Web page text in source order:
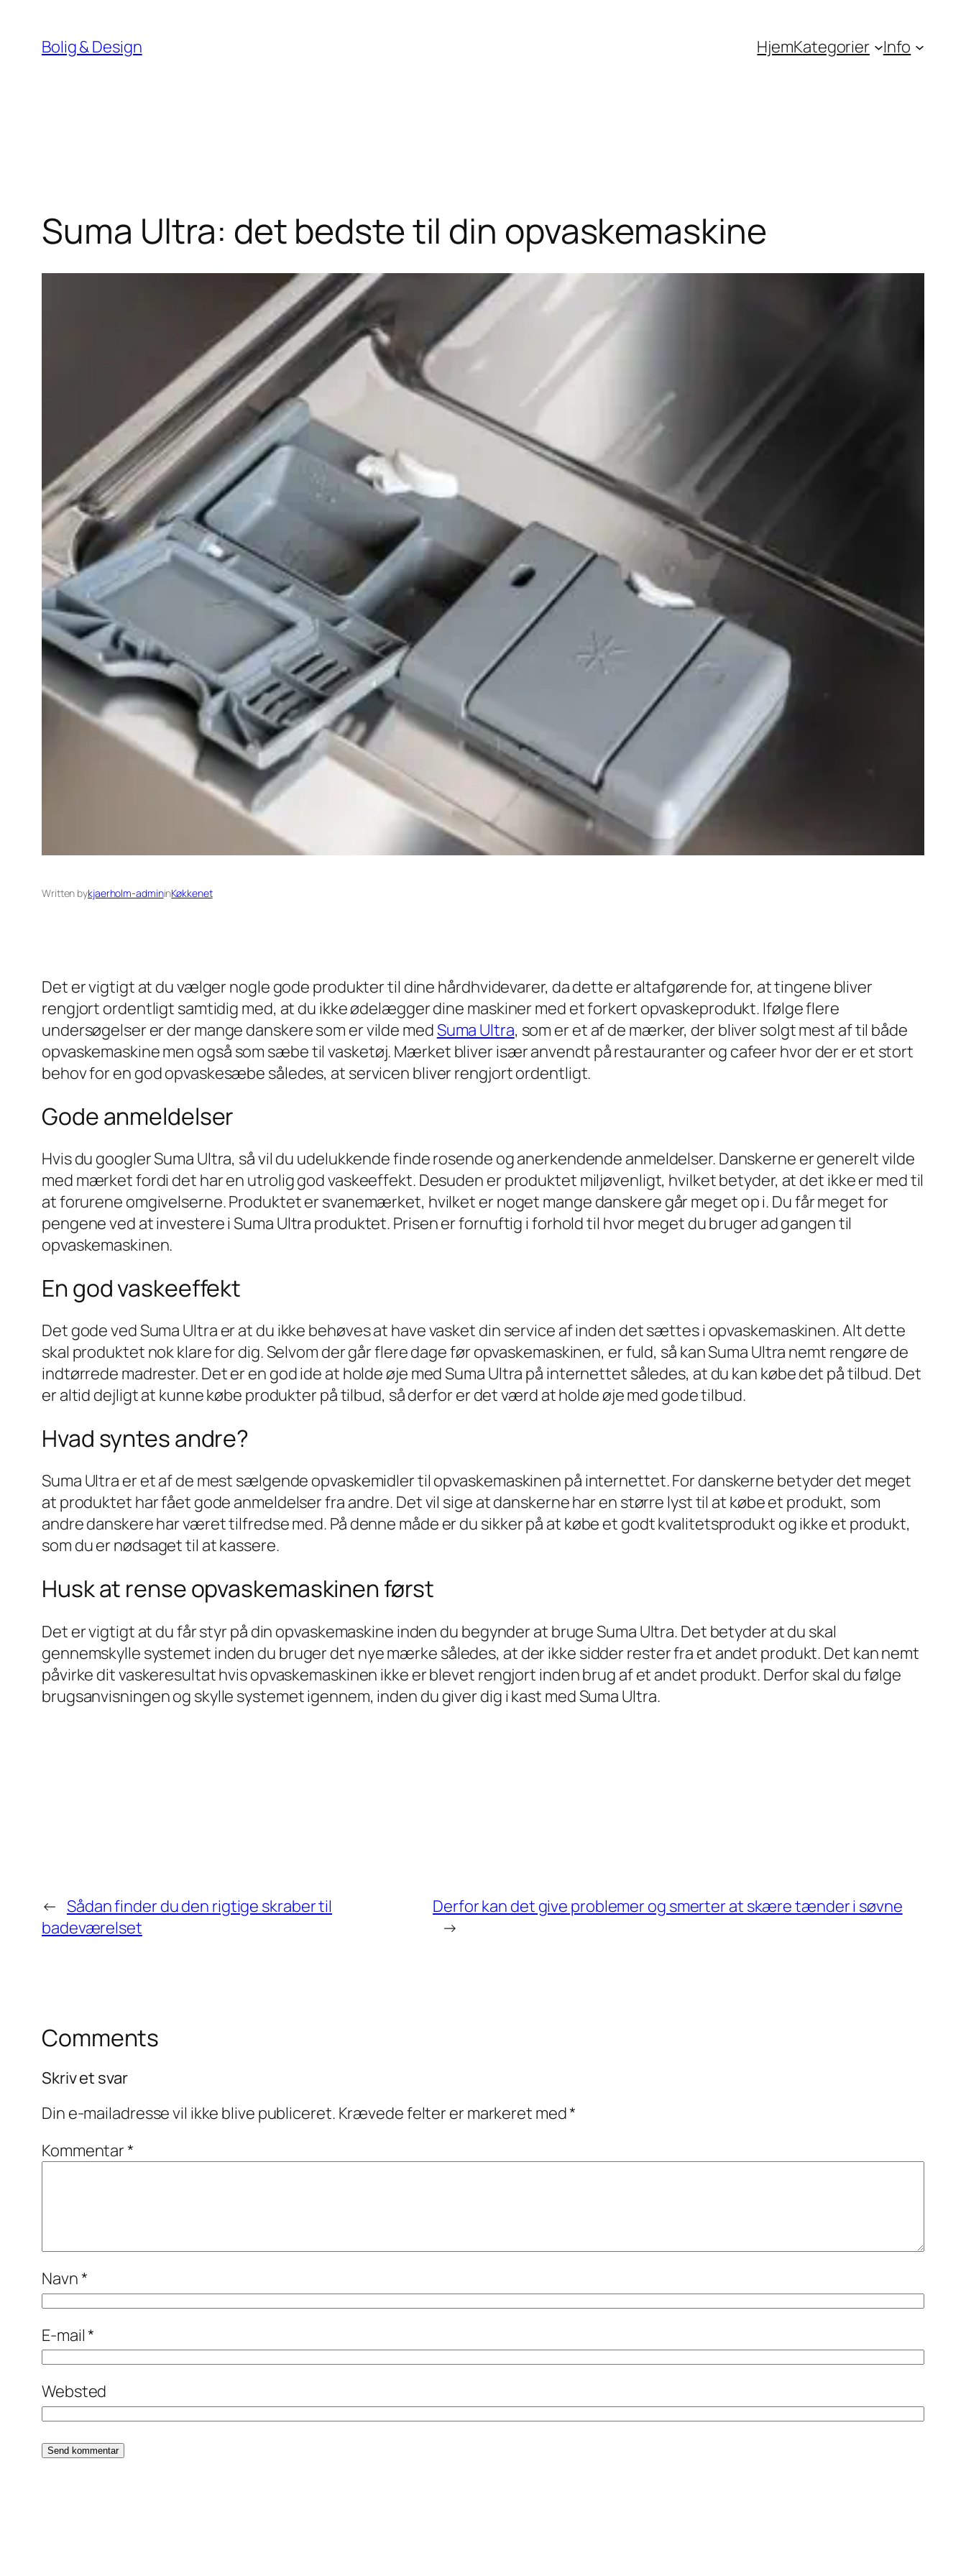
indhold
Bolig & Design HjemKategorier Info
Suma Ultra: det bedste til din opvaskemaskine
Written bykjaerholm-admininKøkkenet
Det er vigtigt at du vælger nogle gode produkter til dine hårdhvidevarer, da dette er altafgørende for, at tingene bliver
rengjort ordentligt samtidig med, at du ikke ødelægger dine maskiner med et forkert opvaskeprodukt. Ifølge flere
undersøgelser er der mange danskere som er vilde medSuma Ultra, som er et af de mærker, der bliver solgt mest af til både
opvaskemaskine men også som sæbe til vasketøj. Mærket bliver især anvendt på restauranter og cafeer hvor der er et stort
behov for en god opvaskesæbe således, at servicen bliver rengjort ordentligt.
Gode anmeldelser
Hvis du googler Suma Ultra, så vil du udelukkende finde rosende og anerkendende anmeldelser. Danskerne er generelt vilde
med mærket fordi det har en utrolig god vaskeeffekt. Desuden er produktet miljøvenligt, hvilket betyder, at det ikke er med til
at forurene omgivelserne. Produktet er svanemærket, hvilket er noget mange danskere går meget op i. Du får meget for
pengene ved at investere i Suma Ultra produktet. Prisen er fornuftig i forhold til hvor meget du bruger ad gangen til
opvaskemaskinen.
En god vaskeeffekt
Det gode ved Suma Ultra er at du ikke behøves at have vasket din service af inden det sættes i opvaskemaskinen. Alt dette
skal produktet nok klare for dig. Selvom der går flere dage før opvaskemaskinen, er fuld, så kan Suma Ultra nemt rengøre de
indtørrede madrester. Det er en god ide at holde øje med Suma Ultra på internettet således, at du kan købe det på tilbud. Det
er altid dejligt at kunne købe produkter på tilbud, så derfor er det værd at holde øje med gode tilbud.
Hvad syntes andre?
Suma Ultra er et af de mest sælgende opvaskemidler til opvaskemaskinen på internettet. For danskerne betyder det meget
at produktet har fået gode anmeldelser fra andre. Det vil sige at danskerne har en større lyst til at købe et produkt, som
andre danskere har været tilfredse med. På denne måde er du sikker på at købe et godt kvalitetsprodukt og ikke et produkt,
som du er nødsaget til at kassere.
Husk at rense opvaskemaskinen først
Det er vigtigt at du får styr på din opvaskemaskine inden du begynder at bruge Suma Ultra. Det betyder at du skal
gennemskylle systemet inden du bruger det nye mærke således, at der ikke sidder rester fra et andet produkt. Det kan nemt
påvirke dit vaskeresultat hvis opvaskemaskinen ikke er blevet rengjort inden brug af et andet produkt. Derfor skal du følge
brugsanvisningen og skylle systemet igennem, inden du giver dig i kast med Suma Ultra.
← Sådan finder du den rigtige skraber til
badeværelset
Derfor kan det give problemer og smerter at skære tænder i søvne
→
Comments
Skriv et svar
Din e-mailadresse vil ikke blive publiceret. Krævede felter er markeret med*
Kommentar*
Navn*
E-mail*
Websted